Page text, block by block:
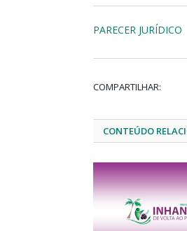
PARECER JURÍDICO
COMPARTILHAR:
CONTEÚDO